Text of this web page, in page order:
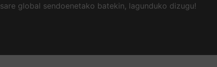
sare global sendoenetako batekin, lagunduko dizugu!